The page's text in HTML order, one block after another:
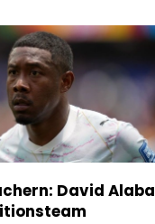
David Alaba